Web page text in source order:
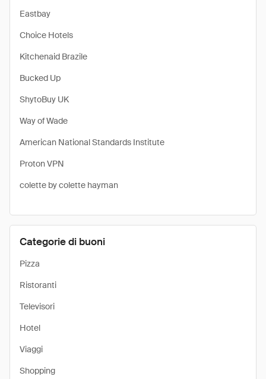
Eastbay
Choice Hotels
Kitchenaid Brazile
Bucked Up
​ShytoBuy UK
Way of Wade
American National Standards Institute
Proton VPN
colette by colette hayman
Categorie di buoni
Pizza
Ristoranti
Televisori
Hotel
Viaggi
Shopping